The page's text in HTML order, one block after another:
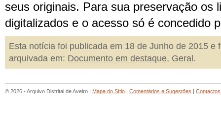
seus originais. Para sua preservação os
digitalizados e o acesso só é concedido
Esta notícia foi publicada em 18 de Junho de 2015 e
arquivada em: Documento em destaque, Geral .
© 2026 - Arquivo Distrital de Aveiro | Mapa do Sítio | Comentários e Sugestões | Contactos